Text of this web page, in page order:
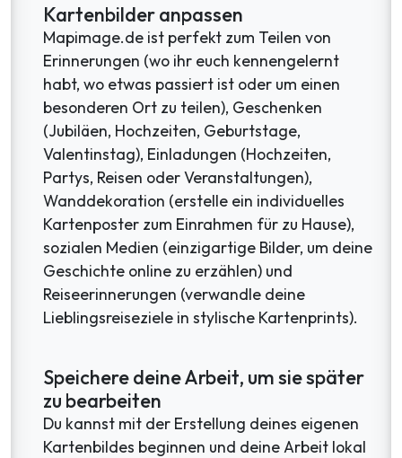
Kartenbilder anpassen
Mapimage.de ist perfekt zum Teilen von
Erinnerungen (wo ihr euch kennengelernt
habt, wo etwas passiert ist oder um einen
besonderen Ort zu teilen), Geschenken
(Jubiläen, Hochzeiten, Geburtstage,
Valentinstag), Einladungen (Hochzeiten,
Partys, Reisen oder Veranstaltungen),
Wanddekoration (erstelle ein individuelles
Kartenposter zum Einrahmen für zu Hause),
sozialen Medien (einzigartige Bilder, um deine
Geschichte online zu erzählen) und
Reiseerinnerungen (verwandle deine
Lieblingsreiseziele in stylische Kartenprints).
Speichere deine Arbeit, um sie später
zu bearbeiten
Du kannst mit der Erstellung deines eigenen
Kartenbildes beginnen und deine Arbeit lokal